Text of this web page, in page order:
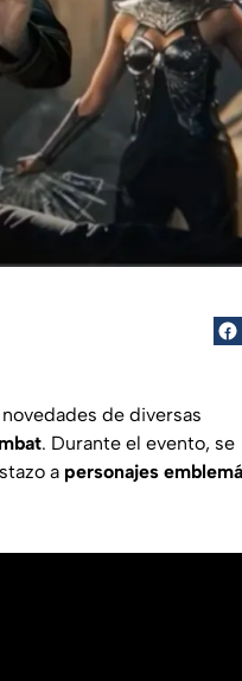
de diversas
. Durante el evento, se
a personajes